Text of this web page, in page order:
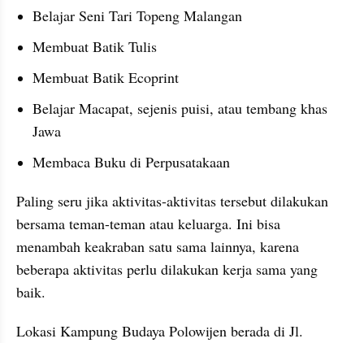
Belajar Seni Tari Topeng Malangan
Membuat Batik Tulis
Membuat Batik Ecoprint
Belajar Macapat, sejenis puisi, atau tembang khas
Jawa
Membaca Buku di Perpusatakaan
Paling seru jika aktivitas-aktivitas tersebut dilakukan
bersama teman-teman atau keluarga. Ini bisa
menambah keakraban satu sama lainnya, karena
beberapa aktivitas perlu dilakukan kerja sama yang
baik.
Lokasi Kampung Budaya Polowijen berada di Jl.